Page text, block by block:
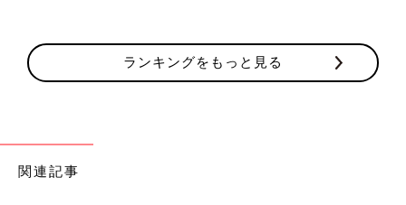
ランキングをもっと見る
関連記事